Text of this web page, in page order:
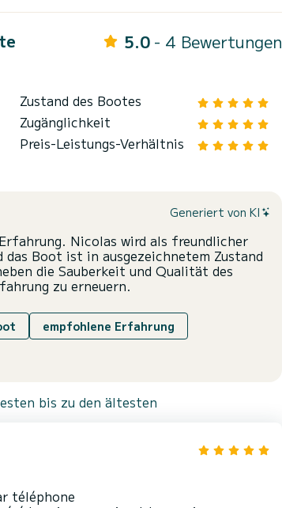
5.0 - 4 Bewertungen
Zustand des Bootes
Zugänglichkeit
Preis-Leistungs-Verhältnis
Generiert von KI
Nicolas wird als freundlicher
Boot ist in ausgezeichnetem Zustand
die Sauberkeit und Qualität des
zu erneuern.
empfohlene Erfahrung
bis zu den ältesten
téléphone